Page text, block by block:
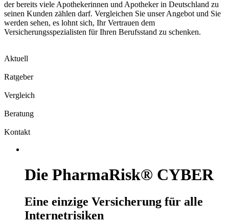
der bereits viele Apothekerinnen und Apotheker in Deutschland zu
seinen Kunden zählen darf. Vergleichen Sie unser Angebot und Sie
werden sehen, es lohnt sich, Ihr Vertrauen dem
Versicherungsspezialisten für Ihren Berufsstand zu schenken.
Aktuell
Ratgeber
Vergleich
Beratung
Kontakt
Die PharmaRisk® CYBER
Eine einzige Versicherung für alle
Internetrisiken